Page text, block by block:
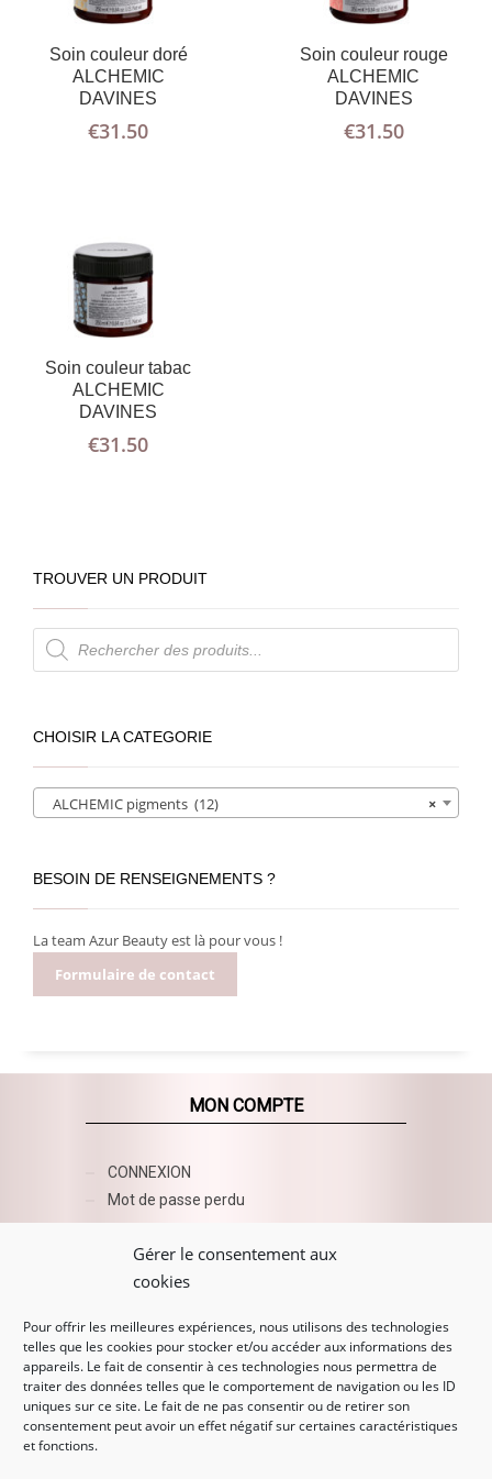
Gérer le consentement aux
cookies
Pour offrir les meilleures expériences, nous utilisons des technologies
telles que les cookies pour stocker et/ou accéder aux informations des
appareils. Le fait de consentir à ces technologies nous permettra de
traiter des données telles que le comportement de navigation ou les ID
uniques sur ce site. Le fait de ne pas consentir ou de retirer son
consentement peut avoir un effet négatif sur certaines caractéristiques
et fonctions.
Soin couleur doré
ALCHEMIC
DAVINES
€31.50
Soin couleur rouge
ALCHEMIC
DAVINES
€31.50
Soin couleur tabac
ALCHEMIC
DAVINES
€31.50
AJOUTER
AU PANIER
PLUS
D'INFOS
TROUVER UN PRODUIT
Recherche
de
produits
CHOISIR LA CATEGORIE
×
ALCHEMIC pigments (12)
BESOIN DE RENSEIGNEMENTS ?
La team Azur Beauty est là pour vous !
Formulaire de contact
MON COMPTE
CONNEXION
Mot de passe perdu
AZUR BEAUTY ESHOP